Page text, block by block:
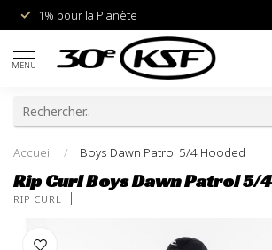
1% pour la Planète
MENU
Accueil / Boys Dawn Patrol 5/4 Hooded
Rip Curl Boys Dawn Patrol 5/
RIP CURL